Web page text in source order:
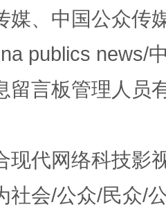
后
媒、中国公众传
publics news/
留言板管理人员
现代网络科技影
社会/公众/民众/